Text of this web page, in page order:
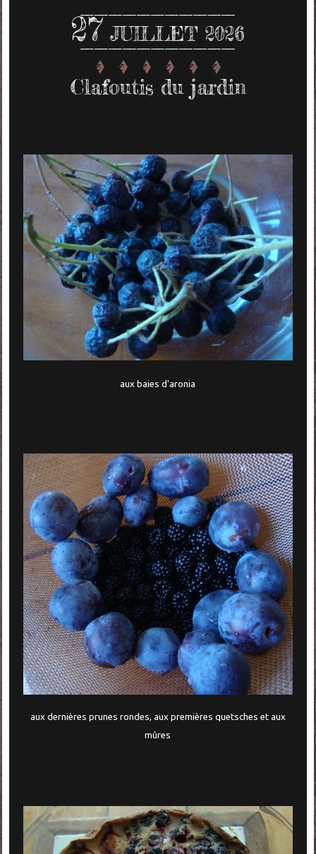
27 JUILLET 2026
Clafoutis du jardin
aux baies d'aronia
aux dernières prunes rondes, aux premières quetsches et aux
mûres